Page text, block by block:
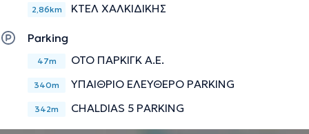
2,86km ΚΤΕΛ ΧΑΛΚΙΔΙΚΗΣ
Parking
47m ΟΤΟ ΠΑΡΚΙΓΚ Α.Ε.
340m ΥΠΑΙΘΡΙΟ ΕΛΕΥΘΕΡΟ PARKING
342m CHALDIAS 5 PARKING